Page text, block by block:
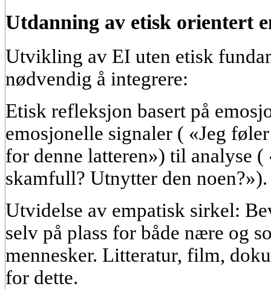
Utdanning av etisk orientert
Utvikling av EI uten etisk
nødvendig å integrere:
Etisk refleksjon basert på
emosjonelle signaler ( «Jeg
for denne latteren») til analyse
skamfull? Utnytter den noen?»).
Utvidelse av empatisk sirkel:
selv på plass for både nære og
mennesker. Litteratur, film,
for dette.